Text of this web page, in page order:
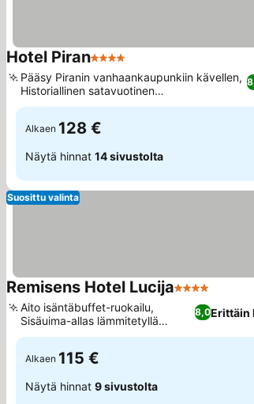
Hotel Piran4 Tähtiluokitus
Pääsy Piranin vanhaankaupunkiin kävellen,
Historiallinen satavuotinen
merenrantatunnelma
Alkaen 128 €
Näytä hinnat 14 sivustolta
Suosittu valinta
Remisens Hotel Lucija4 Tähtiluokitus
8,0Erittäin
Aito isäntäbuffet-ruokailu,
Sisäuima-allas lämmitetyllä
merivedellä
Alkaen 115 €
Näytä hinnat 9 sivustolta